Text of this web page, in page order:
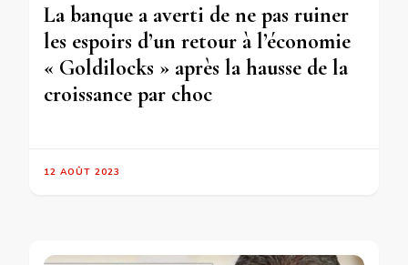
La banque a averti de ne pas ruiner
les espoirs d’un retour à l’économie
« Goldilocks » après la hausse de la
croissance par choc
12 AOÛT 2023